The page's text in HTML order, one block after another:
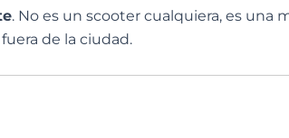
. No es un scooter cualquiera, es una
de la ciudad.